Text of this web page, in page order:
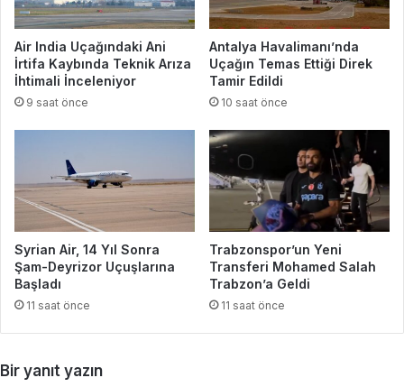
Air India Uçağındaki Ani
İrtifa Kaybında Teknik Arıza
İhtimali İnceleniyor
9 saat önce
Antalya Havalimanı’nda
Uçağın Temas Ettiği Direk
Tamir Edildi
10 saat önce
Syrian Air, 14 Yıl Sonra
Şam-Deyrizor Uçuşlarına
Başladı
11 saat önce
Trabzonspor’un Yeni
Transferi Mohamed Salah
Trabzon’a Geldi
11 saat önce
Bir yanıt yazın